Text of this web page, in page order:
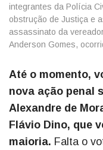
integrantes da Polícia
obstrução de Justiça e
assassinato da
Anderson Gomes,
Até o momento,
nova ação penal
Alexandre de
Flávio Dino, que
maioria. Falta o